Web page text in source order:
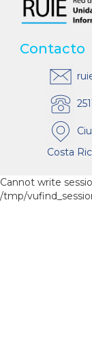
Contacto
Costa
Cannot write
/tmp/